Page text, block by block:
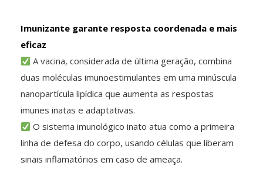
Imunizante garante resposta coordenada e mais
eficaz
A vacina, considerada de última geração, combina
duas moléculas imunoestimulantes em uma minúscula
nanopartícula lipídica que aumenta as respostas
imunes inatas e adaptativas.
O sistema imunológico inato atua como a primeira
linha de defesa do corpo, usando células que liberam
sinais inflamatórios em caso de ameaça.